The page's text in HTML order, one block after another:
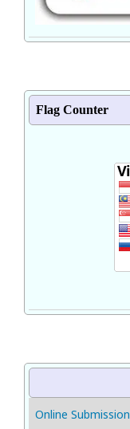
Flag Counter
Online Submission